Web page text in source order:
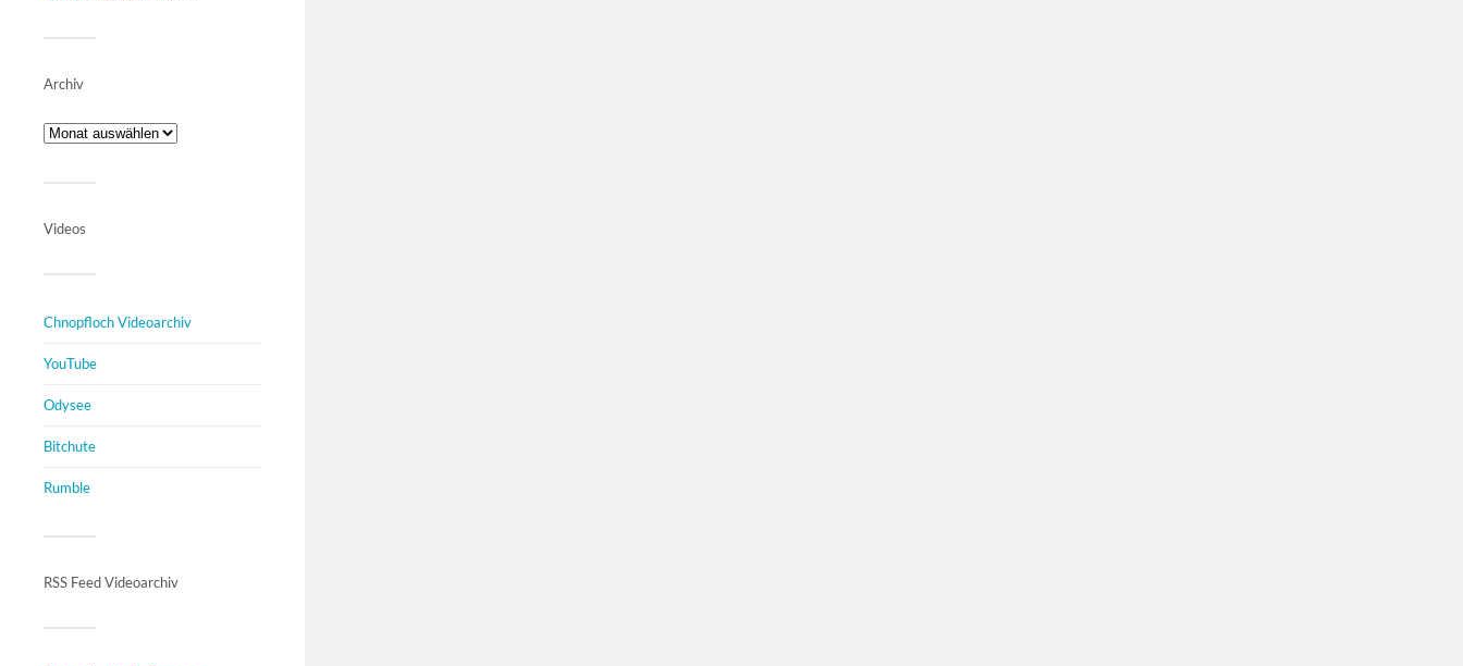
Archiv
Videos
Chnopfloch Videoarchiv
YouTube
Odysee
Bitchute
Rumble
RSS Feed Videoarchiv